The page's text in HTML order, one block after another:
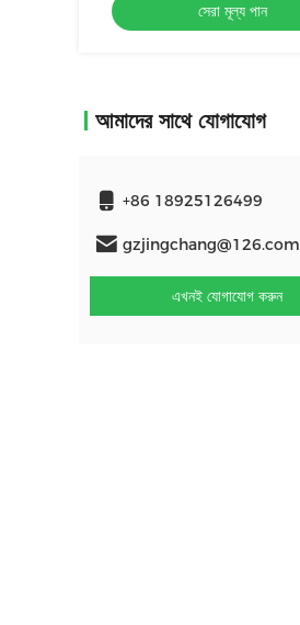
সেরা মূল্য পান
আমাদের সাথে যোগাযোগ
+86 18925126499
gzjingchang@126.com
এখনই যোগাযোগ করুন